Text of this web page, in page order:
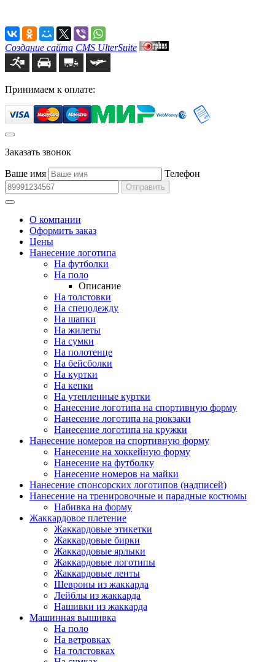
Создание сайта CMS UlterSuite
Принимаем к оплате:
Заказать звонок
Ваше имя Телефон
Отправить
О компании
Оформить заказ
Цены
Нанесение логотипа
На футболки
На поло
Описание
На толстовки
На спецодежду
На шапки
На жилеты
На сумки
На полотенце
На бейсболки
На куртки
На кепки
На утепленные куртки
Нанесение логотипа на спортивную форму
Нанесение логотипа на рюкзаки
Нанесение логотипа на кружки
Нанесение номеров на спортивную форму
Нанесение на хоккейную форму
Нанесение на футболку
Нанесение номеров на майки
Нанесение спонсорских логотипов (надписей)
Нанесение на тренировочные и парадные костюмы
Набивка на форму
Жаккардовое плетение
Жаккардовые этикетки
Жаккардовые бирки
Жаккардовые ярлыки
Жаккардовые логотипы
Жаккардовые ленты
Шевроны из жаккарда
Лейблы из жаккарда
Нашивки из жаккарда
Машинная вышивка
На поло
На ветровках
На толстовках